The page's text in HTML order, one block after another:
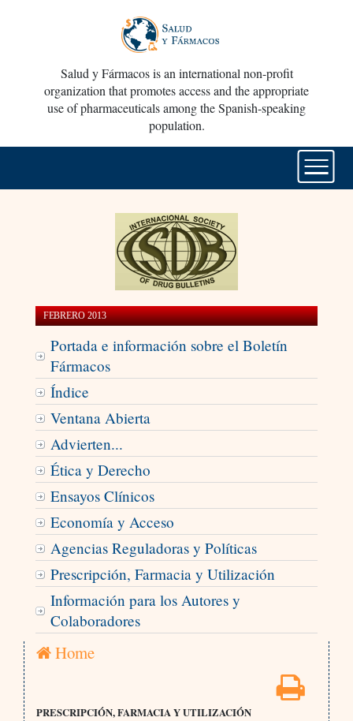
Salud y Fármacos is an international non-profit
organization that promotes access and the appropriate
use of pharmaceuticals among the Spanish-speaking
population.
FEBRERO 2013
Portada e información sobre el Boletín
Fármacos
Índice
Ventana Abierta
Advierten...
Ética y Derecho
Ensayos Clínicos
Economía y Acceso
Agencias Reguladoras y Políticas
Prescripción, Farmacia y Utilización
Información para los Autores y
Colaboradores
Home
PRESCRIPCIÓN, FARMACIA Y UTILIZACIÓN